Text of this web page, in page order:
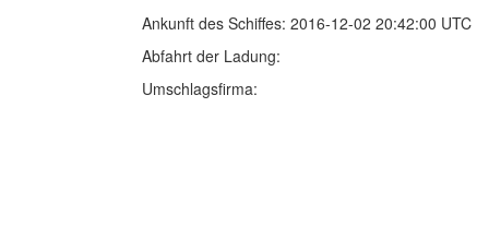
Ankunft des Schiffes: 2016-12-02 20:42:00 UTC
Abfahrt der Ladung:
Umschlagsfirma: